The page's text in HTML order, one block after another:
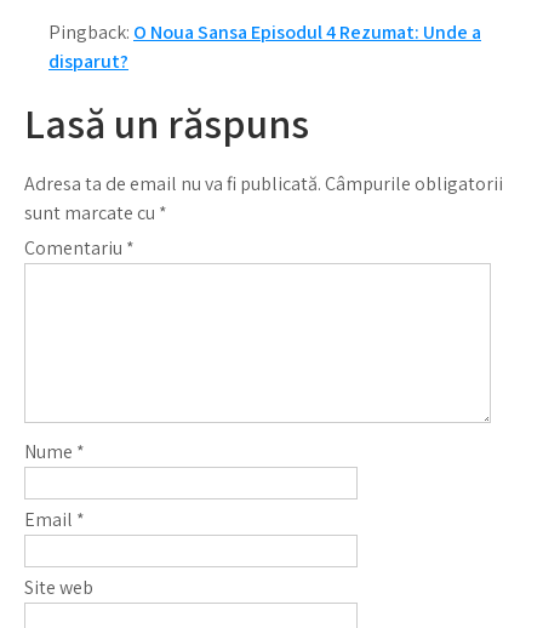
Pingback: O Noua Sansa Episodul 4 Rezumat: Unde a
disparut?
Lasă un răspuns
Adresa ta de email nu va fi publicată.Câmpurile obligatorii
sunt marcate cu *
Comentariu *
Nume *
Email *
Site web